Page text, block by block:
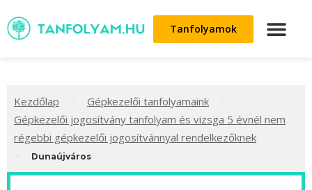
Tanfolyamok
Kezdőlap Gépkezelői tanfolyamaink
Gépkezelői jogosítvány tanfolyam és vizsga 5 évnél nem
régebbi gépkezelői jogosítvánnyal rendelkezőknek
Dunaújváros